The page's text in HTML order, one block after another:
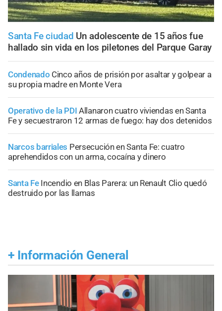
Santa Fe ciudad Un adolescente de 15 años fue
hallado sin vida en los piletones del Parque Garay
Condenado Cinco años de prisión por asaltar y golpear a
su propia madre en Monte Vera
Operativo de la PDI Allanaron cuatro viviendas en Santa
Fe y secuestraron 12 armas de fuego: hay dos detenidos
Narcos barriales Persecución en Santa Fe: cuatro
aprehendidos con un arma, cocaína y dinero
Santa Fe Incendio en Blas Parera: un Renault Clio quedó
destruido por las llamas
+ Información General